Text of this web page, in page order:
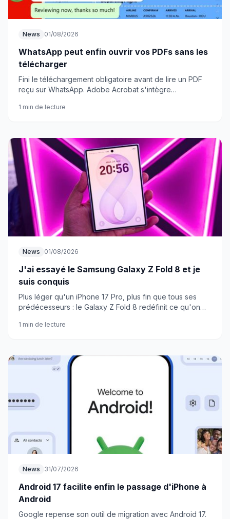
News 01/08/2026
WhatsApp peut enfin ouvrir vos PDFs sans les
télécharger
Fini le téléchargement obligatoire avant de lire un PDF
reçu sur WhatsApp. Adobe Acrobat s'intègre
en chat.
1 min de lecture
News 01/08/2026
J'ai essayé le Samsung Galaxy Z Fold 8 et je
suis conquis
Plus léger qu'un iPhone 17 Pro, plus fin que tous ses
prédécesseurs : le Galaxy Z Fold 8 redéfinit ce qu'on
1 min de lecture
News 31/07/2026
Android 17 facilite enfin le passage d'iPhone à
Android
Google repense son outil de migration avec Android 17.